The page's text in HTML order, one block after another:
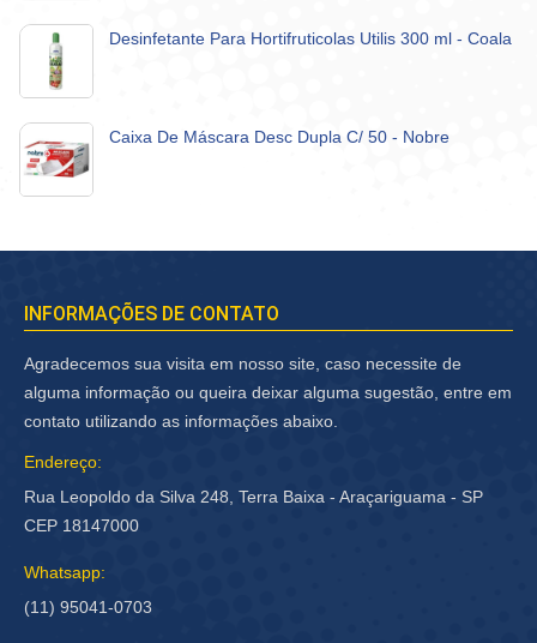
Desinfetante Para Hortifruticolas Utilis 300 ml - Coala
Caixa De Máscara Desc Dupla C/ 50 - Nobre
INFORMAÇÕES DE CONTATO
Agradecemos sua visita em nosso site, caso necessite de
alguma informação ou queira deixar alguma sugestão, entre em
contato utilizando as informações abaixo.
Endereço:
Rua Leopoldo da Silva 248, Terra Baixa - Araçariguama - SP
CEP 18147000
Whatsapp:
(11) 95041-0703